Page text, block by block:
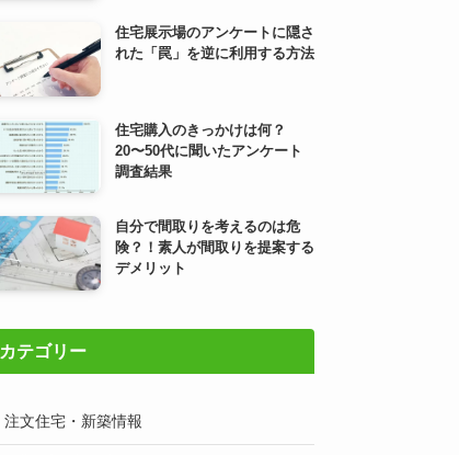
住宅展示場のアンケートに隠さ
れた「罠」を逆に利用する方法
住宅購入のきっかけは何？
20〜50代に聞いたアンケート
調査結果
自分で間取りを考えるのは危
険？！素人が間取りを提案する
デメリット
カテゴリー
注文住宅・新築情報